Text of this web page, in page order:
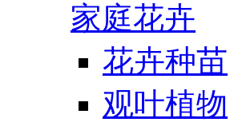
家庭花卉
花卉种苗
观叶植物